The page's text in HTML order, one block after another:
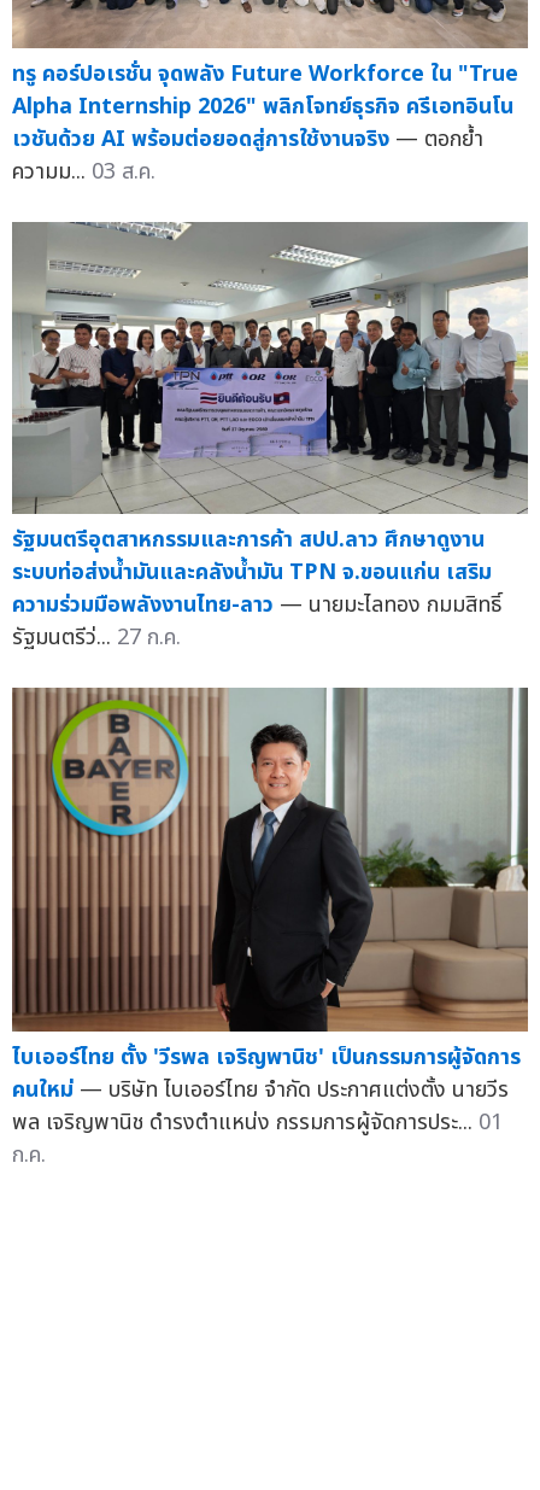
ทรู คอร์ปอเรชั่น จุดพลัง Future Workforce ใน "True
Alpha Internship 2026" พลิกโจทย์ธุรกิจ ครีเอทอินโน
เวชันด้วย AI พร้อมต่อยอดสู่การใช้งานจริง — ตอกย้ำ
ความม... 03 ส.ค.
รัฐมนตรีอุตสาหกรรมและการค้า สปป.ลาว ศึกษาดูงาน
ระบบท่อส่งน้ำมันและคลังน้ำมัน TPN จ.ขอนแก่น เสริม
ความร่วมมือพลังงานไทย-ลาว — นายมะไลทอง กมมสิทธิ์
รัฐมนตรีว่... 27 ก.ค.
ไบเออร์ไทย ตั้ง 'วีรพล เจริญพานิช' เป็นกรรมการผู้จัดการ
คนใหม่ — บริษัท ไบเออร์ไทย จำกัด ประกาศแต่งตั้ง นายวีร
พล เจริญพานิช ดำรงตำแหน่ง กรรมการผู้จัดการประ... 01
ก.ค.